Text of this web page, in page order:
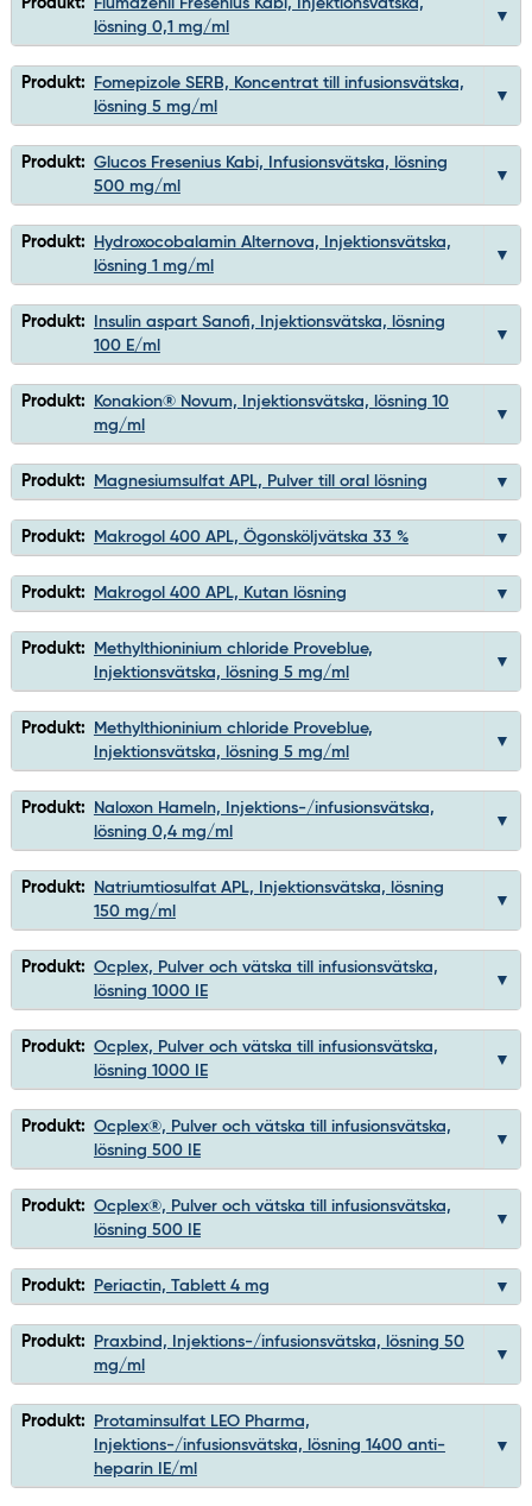
Produkt:
Flumazenil Fresenius Kabi, Injektionsvätska,
lösning 0,1 mg/ml
Produkt:
Fomepizole SERB, Koncentrat till infusionsvätska,
lösning 5 mg/ml
Produkt: Glucos Fresenius Kabi, Infusionsvätska, lösning
500 mg/ml
Produkt:
Hydroxocobalamin Alternova, Injektionsvätska,
lösning 1 mg/ml
Produkt:
Insulin aspart Sanofi, Injektionsvätska, lösning
100 E/ml
Produkt:
Konakion® Novum, Injektionsvätska, lösning 10
mg/ml
Produkt: Magnesiumsulfat APL, Pulver till oral lösning
Produkt: Makrogol 400 APL, Ögonsköljvätska 33 %
Produkt: Makrogol 400 APL, Kutan lösning
Produkt:
Methylthioninium chloride Proveblue,
Injektionsvätska, lösning 5 mg/ml
Produkt:
Methylthioninium chloride Proveblue,
Injektionsvätska, lösning 5 mg/ml
Produkt:
Naloxon Hameln, Injektions-/infusionsvätska,
lösning 0,4 mg/ml
Produkt:
Natriumtiosulfat APL, Injektionsvätska, lösning
150 mg/ml
Produkt: Ocplex, Pulver och vätska till infusionsvätska,
lösning 1000 IE
Produkt: Ocplex, Pulver och vätska till infusionsvätska,
lösning 1000 IE
Produkt: Ocplex®, Pulver och vätska till infusionsvätska,
lösning 500 IE
Produkt: Ocplex®, Pulver och vätska till infusionsvätska,
lösning 500 IE
Produkt: Periactin, Tablett 4 mg
Produkt:
Praxbind, Injektions-/infusionsvätska, lösning 50
mg/ml
Produkt:
Protaminsulfat LEO Pharma,
Injektions-/infusionsvätska, lösning 1400 anti-
heparin IE/ml